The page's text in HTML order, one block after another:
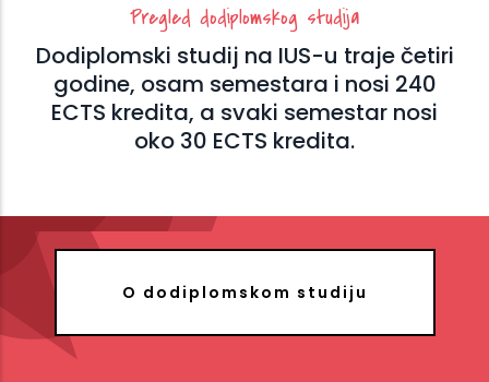
Pregled dodiplomskog studija
Dodiplomski studij na IUS-u traje četiri
godine, osam semestara i nosi 240
ECTS kredita, a svaki semestar nosi
oko 30 ECTS kredita.
O dodiplomskom studiju